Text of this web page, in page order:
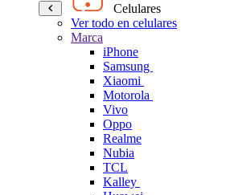
Celulares
Ver todo en celulares
Marca
iPhone
Samsung
Xiaomi
Motorola
Vivo
Oppo
Realme
Nubia
TCL
Kalley